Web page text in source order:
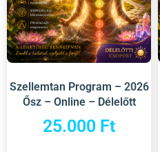
Szellemtan Program – 2026
Ősz – Online – Délelőtt
25.000 Ft